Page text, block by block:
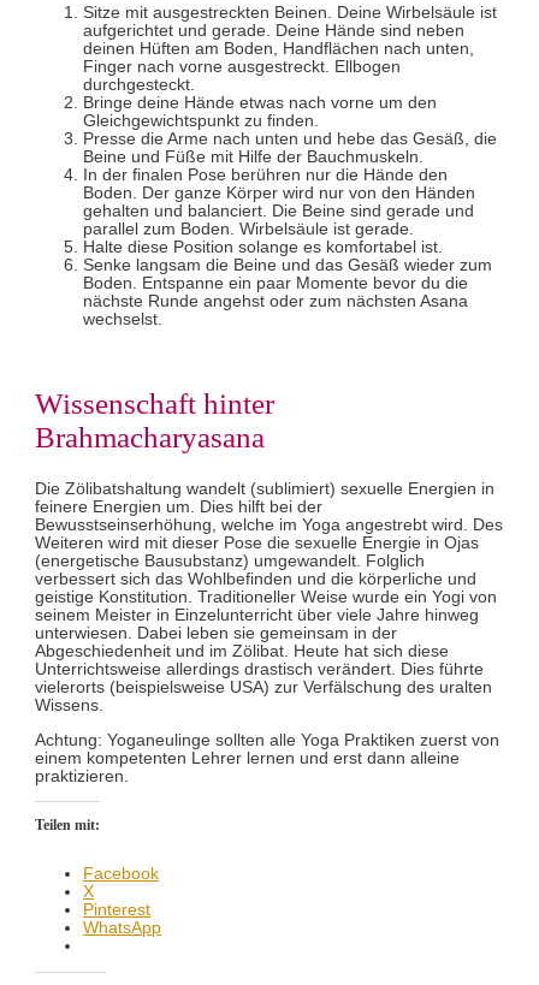
Sitze mit ausgestreckten Beinen. Deine Wirbelsäule ist
aufgerichtet und gerade. Deine Hände sind neben
deinen Hüften am Boden, Handflächen nach unten,
Finger nach vorne ausgestreckt. Ellbogen
durchgesteckt.
Bringe deine Hände etwas nach vorne um den
Gleichgewichtspunkt zu finden.
Presse die Arme nach unten und hebe das Gesäß, die
Beine und Füße mit Hilfe der Bauchmuskeln.
In der finalen Pose berühren nur die Hände den
Boden. Der ganze Körper wird nur von den Händen
gehalten und balanciert. Die Beine sind gerade und
parallel zum Boden. Wirbelsäule ist gerade.
Halte diese Position solange es komfortabel ist.
Senke langsam die Beine und das Gesäß wieder zum
Boden. Entspanne ein paar Momente bevor du die
nächste Runde angehst oder zum nächsten Asana
wechselst.
Wissenschaft hinter
Brahmacharyasana
Die Zölibatshaltung wandelt (sublimiert) sexuelle Energien in
feinere Energien um. Dies hilft bei der
Bewusstseinserhöhung, welche im Yoga angestrebt wird. Des
Weiteren wird mit dieser Pose die sexuelle Energie in Ojas
(energetische Bausubstanz) umgewandelt. Folglich
verbessert sich das Wohlbefinden und die körperliche und
geistige Konstitution. Traditioneller Weise wurde ein Yogi von
seinem Meister in Einzelunterricht über viele Jahre hinweg
unterwiesen. Dabei leben sie gemeinsam in der
Abgeschiedenheit und im Zölibat. Heute hat sich diese
Unterrichtsweise allerdings drastisch verändert. Dies führte
vielerorts (beispielsweise USA) zur Verfälschung des uralten
Wissens.
Achtung: Yoganeulinge sollten alle Yoga Praktiken zuerst von
einem kompetenten Lehrer lernen und erst dann alleine
praktizieren.
Teilen mit:
Facebook
X
Pinterest
WhatsApp